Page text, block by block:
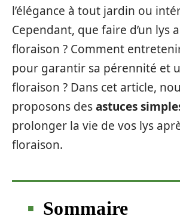
l’élégance à tout jardin ou
Cependant, que faire d’un lys
floraison ? Comment
pour garantir sa pérennité et
floraison ? Dans cet article,
proposons desastuces
prolonger la vie de vos lys
floraison.
Sommaire